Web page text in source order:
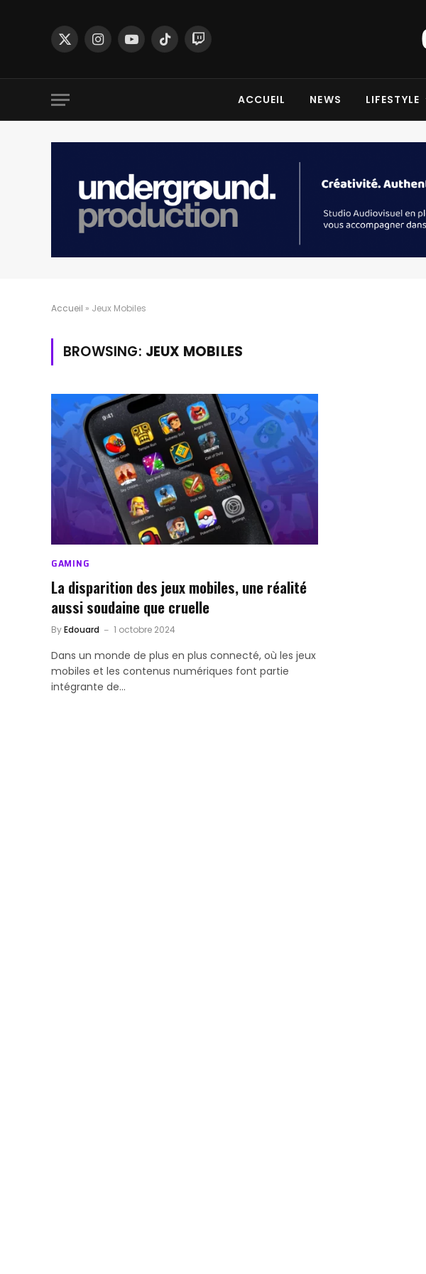
X
InstagramYouTubeTikTokTwitch
ACCUEIL NEWS LIFESTYLE
Accueil » Jeux Mobiles
BROWSING: JEUX MOBILES
GAMING
La disparition des jeux mobiles, une réalité
aussi soudaine que cruelle
ByEdouard 1 octobre 2024
Dans un monde de plus en plus connecté, où les jeux
mobiles et les contenus numériques font partie
intégrante de…